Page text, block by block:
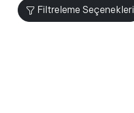
Filtreleme Seçenekleri